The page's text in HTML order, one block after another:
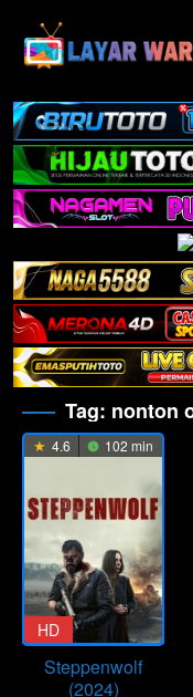
content
Tag: nonton
4.6 102 min
HD
Steppenwolf
(2024)